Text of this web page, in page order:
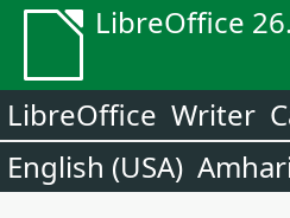
LibreOffice
LibreOffice Writer
English (USA)